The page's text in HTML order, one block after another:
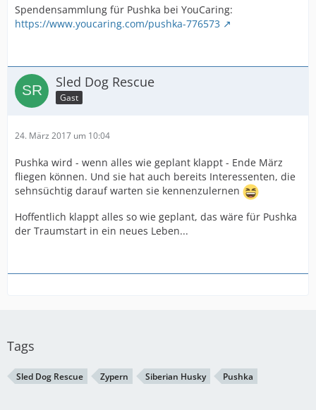
Spendensammlung für Pushka bei YouCaring:
https://www.youcaring.com/pushka-776573
Sled Dog Rescue
Gast
24. März 2017 um 10:04
Pushka wird - wenn alles wie geplant klappt - Ende März
fliegen können. Und sie hat auch bereits Interessenten, die
sehnsüchtig darauf warten sie kennenzulernen
Hoffentlich klappt alles so wie geplant, das wäre für Pushka
der Traumstart in ein neues Leben...
Tags
Sled Dog Rescue Zypern Siberian Husky Pushka